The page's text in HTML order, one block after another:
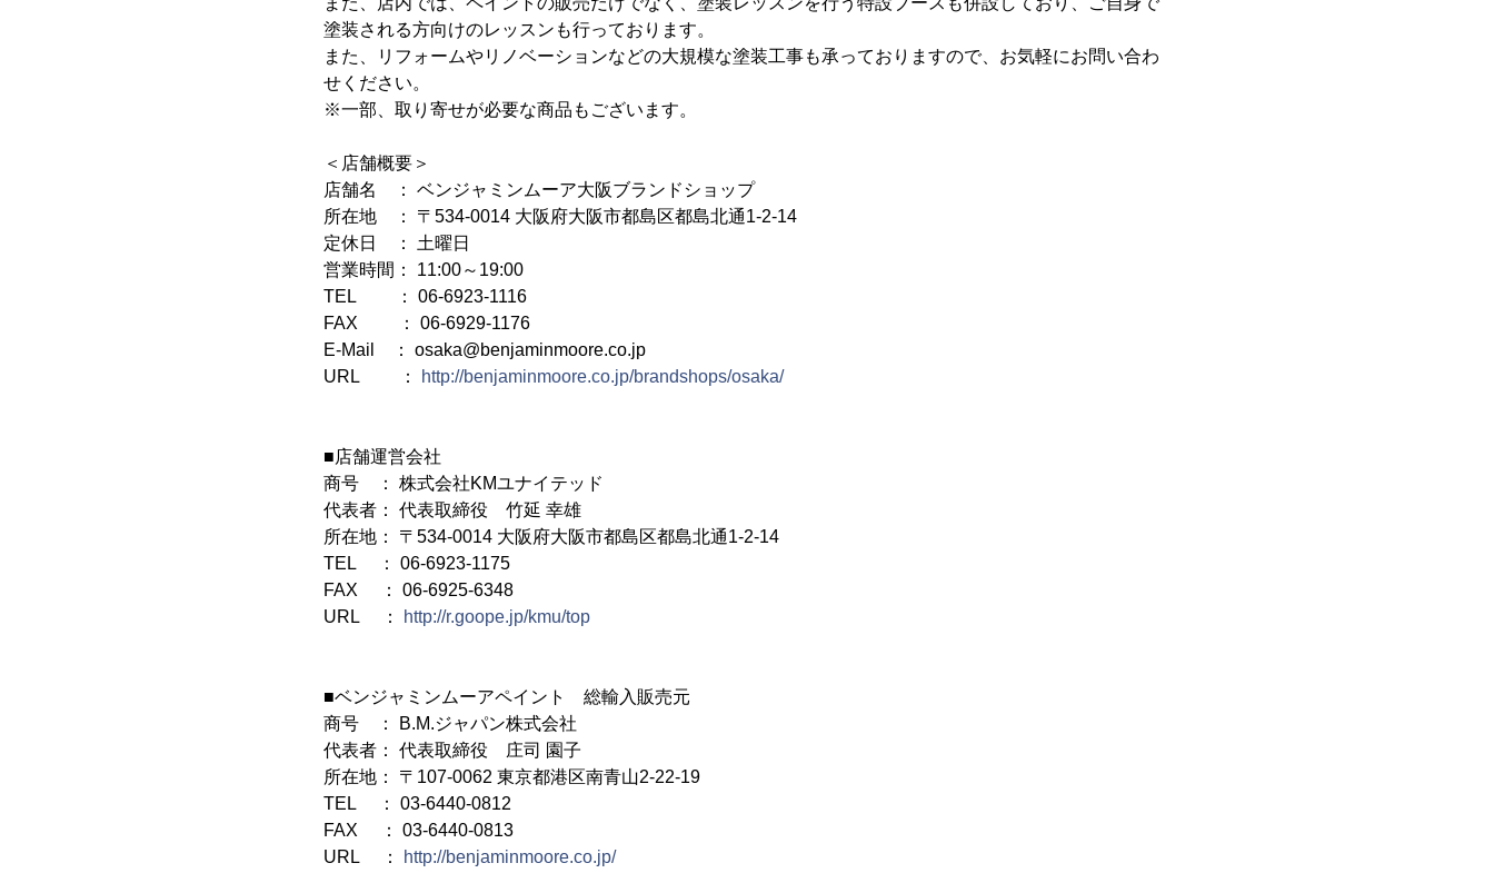
塗装される方向けのレッスンも行っております。
また、リフォームやリノベーションなどの大規模な塗装工事も承っておりますので、お気軽にお問い合わ
せください。
※一部、取り寄せが必要な商品もございます。
＜店舗概要＞
店舗名 ： ベンジャミンムーア大阪ブランドショップ
所在地 ： 〒534-0014 大阪府大阪市都島区都島北通1-2-14
定休日 ： 土曜日
営業時間： 11:00～19:00
TEL ： 06-6923-1116
FAX ： 06-6929-1176
E-Mail ： osaka@benjaminmoore.co.jp
URL ：
http://benjaminmoore.co.jp/brandshops/osaka/
■店舗運営会社
商号 ： 株式会社KMユナイテッド
代表者： 代表取締役 竹延 幸雄
所在地： 〒534‐0014 大阪府大阪市都島区都島北通1-2-14
TEL ： 06-6923-1175
FAX ： 06-6925-6348
URL ：
http://r.goope.jp/kmu/top
■ベンジャミンムーアペイント 総輸入販売元
商号 ： B.M.ジャパン株式会社
代表者： 代表取締役 庄司 園子
所在地： 〒107-0062 東京都港区南青山2-22-19
TEL ： 03-6440-0812
FAX ： 03-6440-0813
URL ：
http://benjaminmoore.co.jp/